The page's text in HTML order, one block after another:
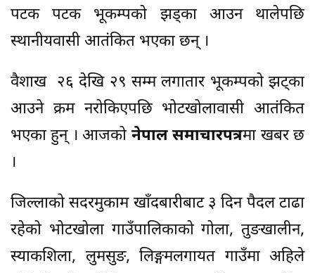
पटक पटक भूकम्पको झड्का आउन थालेपछि
स्थानीयवासी आतंकित भएका छन् ।
वैशाख २६ देखि २९ सम्म लगातार भूकम्पको झट्का
आउने क्रम नरोकिएपछि भोटखोलावासी आतंकित
भएका हुन् । आजको नेपाल समाचारपत्रमा खबर छ
।
जिल्लाको सदरमुकाम खाँदबारीबाट ३ दिन पैदल टाढा
रहेको भोटखोला गाउँपालिकाको गोला, तुङखालीन,
स्याकशिला, लुमसुङ, लिङ्गमलगायत गाउँमा अहिले